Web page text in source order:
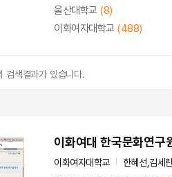
울산대학교 (8)
이화여자대학교 (488)
검색결과가 있습니다.
이화여대 한국문화연구
이화여자대학교
한혜선,김세